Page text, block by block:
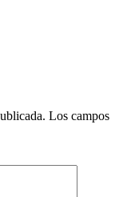
Los campos